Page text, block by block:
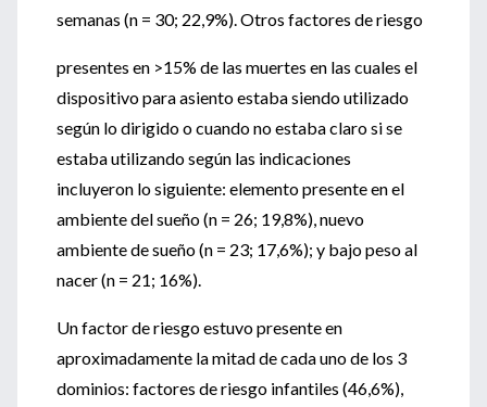
semanas (n = 30; 22,9%). Otros factores de riesgo
presentes en >15% de las muertes en las cuales el
dispositivo para asiento estaba siendo utilizado
según lo dirigido o cuando no estaba claro si se
estaba utilizando según las indicaciones
incluyeron lo siguiente: elemento presente en el
ambiente del sueño (n = 26; 19,8%), nuevo
ambiente de sueño (n = 23; 17,6%); y bajo peso al
nacer (n = 21; 16%).
Un factor de riesgo estuvo presente en
aproximadamente la mitad de cada uno de los 3
dominios: factores de riesgo infantiles (46,6%),